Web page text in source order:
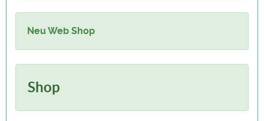
Neu Web Shop
Shop